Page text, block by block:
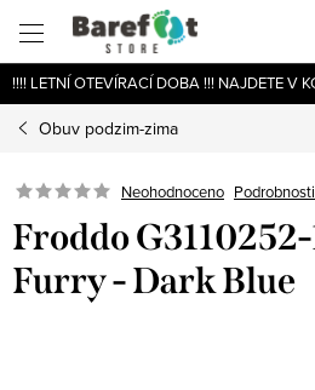
obsah
!!!! LETNÍ OTEVÍRACÍ DOBA !!! NAJDETE V
Obuv podzim-zima
Neohodnoceno
Froddo
Furry - Dark Blue